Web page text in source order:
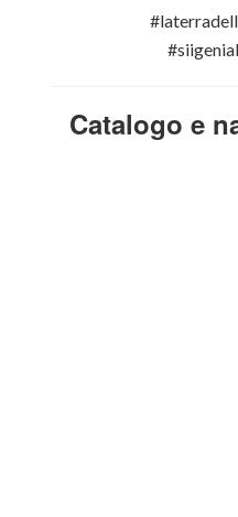
Catalogo e